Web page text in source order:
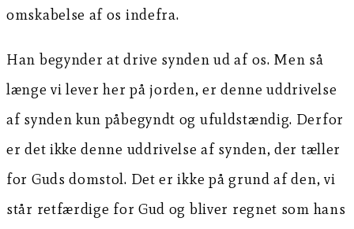
omskabelse af os indefra.
Han begynder at drive synden ud af os. Men så
længe vi lever her på jorden, er denne uddrivelse
af synden kun påbegyndt og ufuldstændig. Derfor
er det ikke denne uddrivelse af synden, der tæller
for Guds domstol. Det er ikke på grund af den, vi
står retfærdige for Gud og bliver regnet som hans